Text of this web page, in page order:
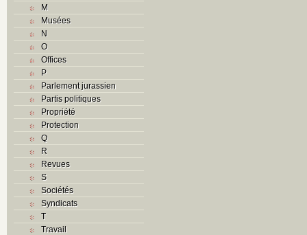
M
Musées
N
O
Offices
P
Parlement jurassien
Partis politiques
Propriété
Protection
Q
R
Revues
S
Sociétés
Syndicats
T
Travail